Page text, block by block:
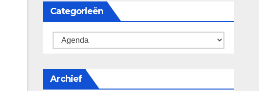
Categorieën
categorieën
Archief